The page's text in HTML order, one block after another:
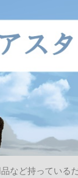
など持っている